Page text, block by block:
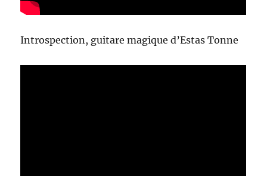
Introspection, guitare magique d’Estas Tonne